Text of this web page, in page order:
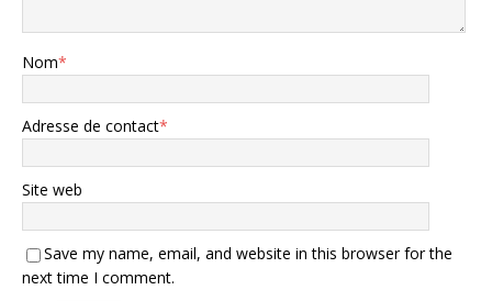
Nom*
Adresse de contact*
Site web
Save my name, email, and website in this browser for the
next time I comment.